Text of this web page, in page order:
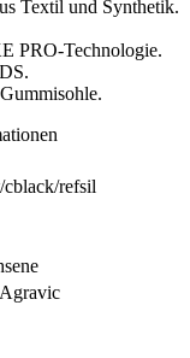
Textil und Synthetik.
PRO-Technologie.
refsil